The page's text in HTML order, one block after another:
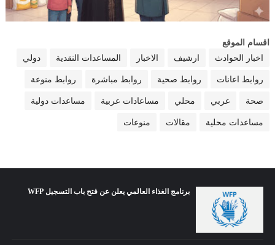
اقسام الموقع
اخبار الحوادث
ارشيف الاخبار المساعدات النقدية دولي
روابط اعانات روابط صحية روابط مباشرة روابط منوعة
صحة عربي محلي مساعادات عربية مساعدات دولية
مساعدات محلية مقالات منوعات
برنامج الغذاء العالمي يعلن عن فتح باب التسجيل WFP